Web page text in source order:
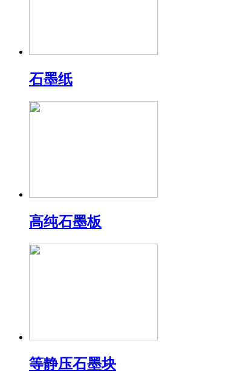
石墨纸
高纯石墨板
等静压石墨块